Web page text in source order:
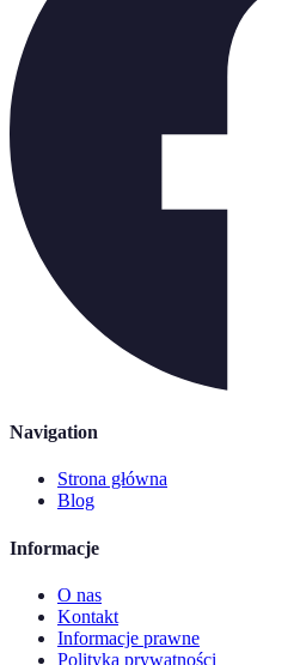
Navigation
Strona główna
Blog
Informacje
O nas
Kontakt
Informacje prawne
Polityka prywatności